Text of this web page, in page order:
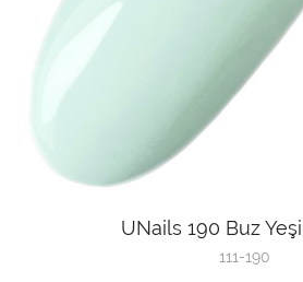
UNails 190 Buz
111-190